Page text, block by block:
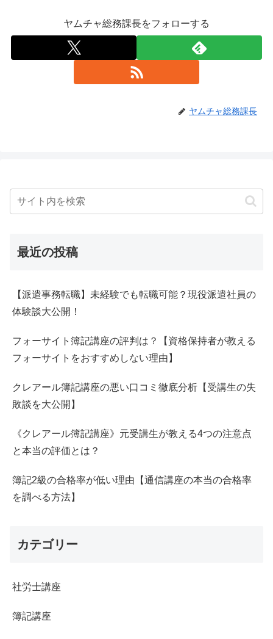
ヤムチャ総務課長をフォローする
ヤムチャ総務課長
最近の投稿
【派遣事務転職】未経験でも転職可能？現役派遣社員の
体験談大公開！
フォーサイト簿記講座の評判は？【資格保持者が教える
フォーサイトをおすすめしない理由】
クレアール簿記講座の悪い口コミ徹底分析【受講生の失
敗談を大公開】
《クレアール簿記講座》元受講生が教える4つの注意点
と本当の評価とは？
簿記2級の合格率が低い理由【通信講座の本当の合格率
を調べる方法】
カテゴリー
社労士講座
簿記講座